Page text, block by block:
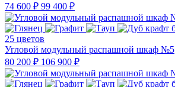
74 600 ₽ 99 400 ₽
25 цветов
Угловой модульный распашной шкаф №5
80 200 ₽ 106 900 ₽